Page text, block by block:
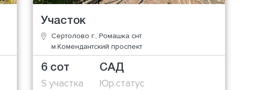
Участок
Сертолово г., Ромашка снт
м.Комендантский проспект
6 сот
S участка
САД
Юр.статус